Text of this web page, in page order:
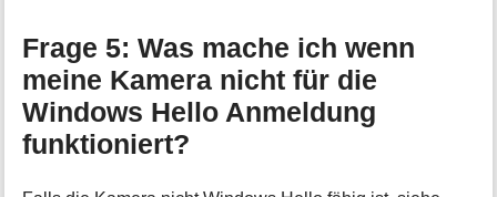
Frage 5: Was mache ich wenn
meine Kamera nicht für die
Windows Hello Anmeldung
funktioniert?